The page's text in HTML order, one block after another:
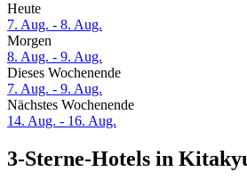
Heute
7. Aug. - 8. Aug.
Morgen
8. Aug. - 9. Aug.
Dieses Wochenende
7. Aug. - 9. Aug.
Nächstes Wochenende
14. Aug. - 16. Aug.
3-Sterne-Hotels in